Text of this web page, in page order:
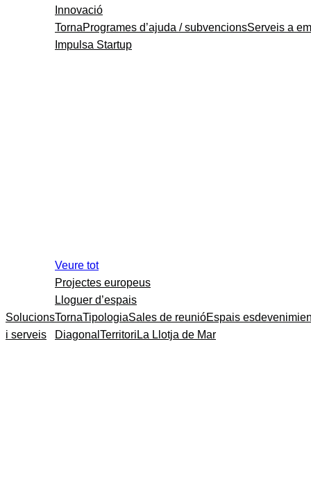
Solucions
i serveis
Innovació
TornaProgrames d’ajuda / subvencionsServeis a
Impulsa Startup
Veure tot
Projectes europeus
Lloguer d’espais
TornaTipologiaSales de reunióEspais
Diagonal Territori La Llotja de Mar